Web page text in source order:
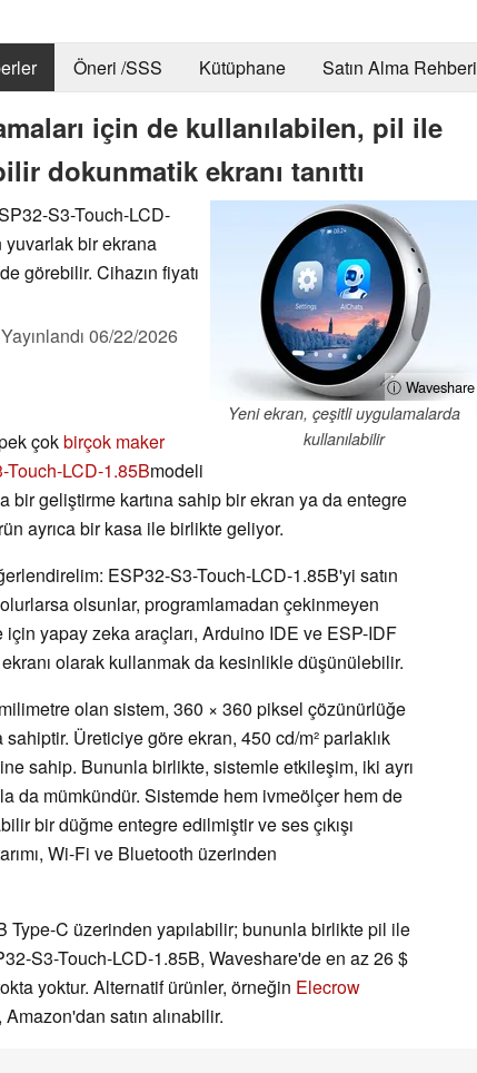
Öneri /SSS Kütüphane Satın Alma Rehberi
için de kullanılabilen, pil ile
dokunmatik ekranı tanıttı
ⓘ Waveshare
Yeni ekran, çeşitli uygulamalarda
kullanılabilir
S3-Touch-LCD-
bir ekrana
görebilir. Cihazın fiyatı
Yayınlandı 06/22/2026
çokbirçok maker
Touch-LCD-1.85Bmodeli
bir geliştirme kartına sahip bir ekran ya da entegre
ayrıca bir kasa ile birlikte geliyor.
ESP32-S3-Touch-LCD-1.85B'yi satın
olsunlar, programlamadan çekinmeyen
için yapay zeka araçları, Arduino IDE ve ESP-IDF
olarak kullanmak da kesinlikle düşünülebilir.
olan sistem, 360 × 360 piksel çözünürlüğe
Üreticiye göre ekran, 450 cd/m² parlaklık
sahip. Bununla birlikte, sistemle etkileşim, iki ayrı
da mümkündür. Sistemde hem ivmeölçer hem de
bir düğme entegre edilmiştir ve ses çıkışı
Wi-Fi ve Bluetooth üzerinden
Type-C üzerinden yapılabilir; bununla birlikte pil ile
S3-Touch-LCD-1.85B, Waveshare'de en az 26 $
yoktur. Alternatif ürünler, örneğin Elecrow
satın alınabilir.